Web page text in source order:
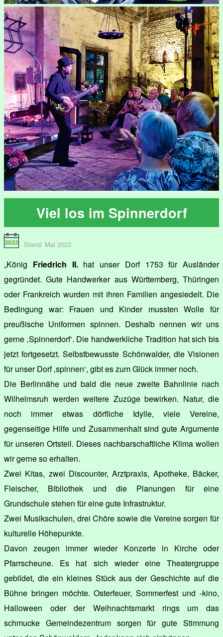
Viel los im Spinnerdorf
Stand: Mai 2023
„König Friedrich II.hat unser Dorf 1753 für Ausländer
gegründet. Gute Handwerker aus Württemberg, Thüringen
oder Frankreich wurden mit ihren Familien angesiedelt. Die
Bedingung war: Frauen und Kinder mussten Wolle für
preußische Uniformen spinnen. Deshalb nennen wir uns
gerne ‚Spinnerdorf‘. Die handwerkliche Tradition hat sich bis
jetzt fortgesetzt. Selbstbewusste Schönwalder, die Visionen
für unser Dorf ‚spinnen‘, gibt es zum Glück immer noch.
Die Berlinnähe und bald die neue zweite Bahnlinie nach
Wilhelmsruh werden weitere Zuzüge bewirken. Natur, die
noch immer etwas dörfliche Idylle, viele Vereine,
gegenseitige Hilfe und Zusammenhalt sind gute Argumente
für unseren Ortsteil. Dieses nachbarschaftliche Klima wollen
wir gerne so erhalten.
Zwei Kitas, zwei Discounter, Arztpraxis, Apotheke, Bäcker,
Fleischer, Bibliothek und die Planungen für eine
Grundschule stehen für eine gute Infrastruktur.
Zwei Musikschulen, drei Chöre sowie die Vereine sorgen für
kulturelle Höhepunkte.
Davon zeugen immer wieder Konzerte in Kirche oder
Pfarrscheune. Es hat sich wieder eine Theatergruppe
gebildet, die ein kleines Stück aus der Geschichte auf die
Bühne bringen möchte. Osterfeuer, Sommerfest und -kino,
Halloween oder der Weihnachtsmarkt rings um das
schmucke Gemeindezentrum sorgen für gute Stimmung